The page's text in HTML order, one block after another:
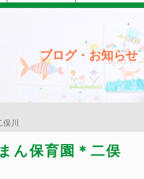
ブログ・お知らせ
川
ん保育園＊二俣